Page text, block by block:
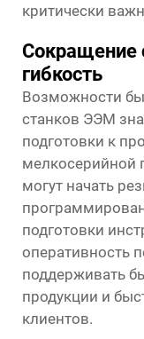
критически
Сокращение
гибкость
Возможности
станков ЭЭМ
подготовки к
мелкосерийной
могут начать
подготовки
оперативность
поддерживать
продукции и
клиентов.